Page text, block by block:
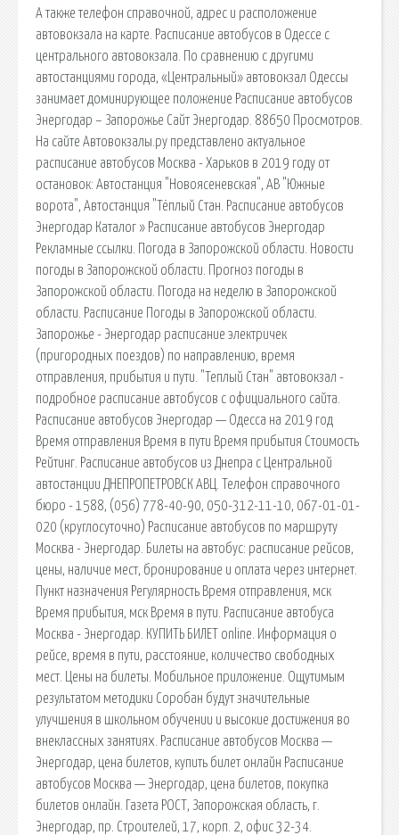
А также телефон справочной, адрес и расположение
автовокзала на карте. Расписание автобусов в Одессе с
центрального автовокзала. По сравнению с другими
автостанциями города, «Центральный» автовокзал Одессы
занимает доминирующее положение Расписание автобусов
Энергодар – Запорожье Сайт Энергодар. 88650 Просмотров.
На сайте Автовокзалы.ру представлено актуальное
расписание автобусов Москва - Харьков в 2019 году от
остановок: Автостанция "Новоясеневская", АВ "Южные
ворота", Автостанция "Тёплый Стан. Расписание автобусов
Энергодар Каталог » Расписание автобусов Энергодар
Рекламные ссылки. Погода в Запорожской области. Новости
погоды в Запорожской области. Прогноз погоды в
Запорожской области. Погода на неделю в Запорожской
области. Расписание Погоды в Запорожской области.
Запорожье - Энергодар расписание электричек
(пригородных поездов) по направлению, время
отправления, прибытия и пути. "Теплый Стан" автовокзал -
подробное расписание автобусов с официального сайта.
Расписание автобусов Энергодар — Одесса на 2019 год
Время отправления Время в пути Время прибытия Стоимость
Рейтинг. Расписание автобусов из Днепра с Центральной
автостанции ДНЕПРОПЕТРОВСК АВЦ. Телефон справочного
бюро - 1588, (056) 778-40-90, 050-312-11-10, 067-01-01-
020 (круглосуточно) Расписание автобусов по маршруту
Москва - Энергодар. Билеты на автобус: расписание рейсов,
цены, наличие мест, бронирование и оплата через интернет.
Пункт назначения Регулярность Время отправления, мск
Время прибытия, мск Время в пути. Расписание автобуса
Москва - Энергодар. КУПИТЬ БИЛЕТ online. Информация о
рейсе, время в пути, расстояние, количество свободных
мест. Цены на билеты. Мобильное приложение. Ощутимым
результатом методики Соробан будут значительные
улучшения в школьном обучении и высокие достижения во
внеклассных занятиях. Расписание автобусов Москва —
Энергодар, цена билетов, купить билет онлайн Расписание
автобусов Москва — Энергодар, цена билетов, покупка
билетов онлайн. Газета РОСТ, Запорожская область, г.
Энергодар, пр. Строителей, 17, корп. 2, офис 32-34.